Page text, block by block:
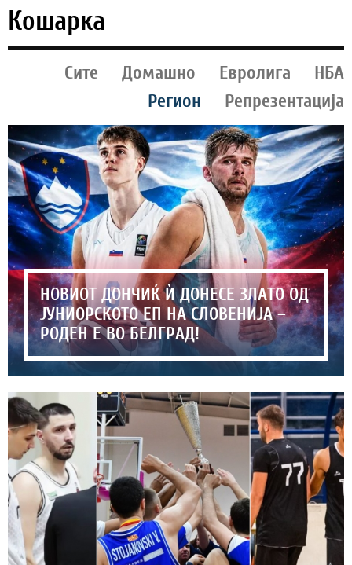
Кошарка
Сите Домашно Евролига
НБА
Регион
Репрезентација
НОВИОТ ДОНЧИЌ Ѝ ДОНЕСЕ ЗЛАТО ОД
ЈУНИОРСКОТО ЕП НА СЛОВЕНИЈА –
РОДЕН Е ВО БЕЛГРАД!